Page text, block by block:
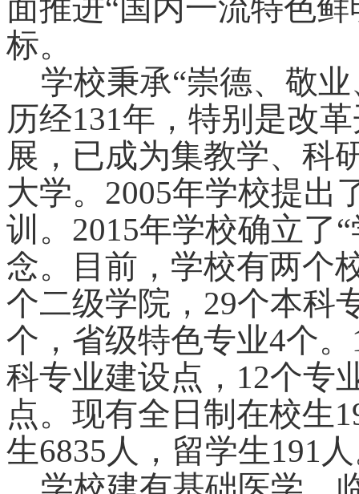
面推进“国内一流特色
标。
学校秉承“崇德、敬
历经131年，特别是改
展，已成为集教学、科
大学。2005年学校提出
训。2015年学校确立了
念。目前，学校有两个
个二级学院，29个本科
个，省级特色专业4个
科专业建设点，12个专
点。现有全日制在校生
生6835人，留学生191